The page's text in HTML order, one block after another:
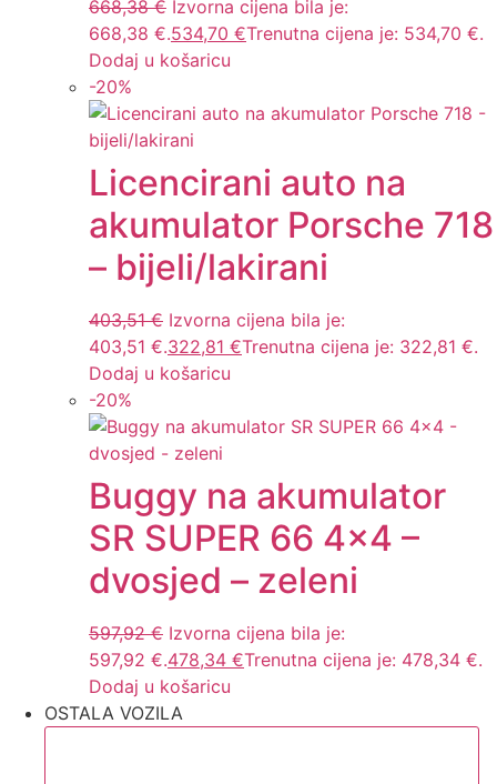
668,38€ Izvorna cijena bila je:
668,38 €.534,70 €Trenutna cijena je: 534,70 €.
Dodaj u košaricu
-20%
Licencirani auto na
akumulator Porsche 718
– bijeli/lakirani
403,51€ Izvorna cijena bila je:
403,51 €.322,81 €Trenutna cijena je: 322,81 €.
Dodaj u košaricu
-20%
Buggy na akumulator
SR SUPER 66 4×4 –
dvosjed – zeleni
597,92€ Izvorna cijena bila je:
597,92 €.478,34 €Trenutna cijena je: 478,34 €.
Dodaj u košaricu
OSTALA VOZILA